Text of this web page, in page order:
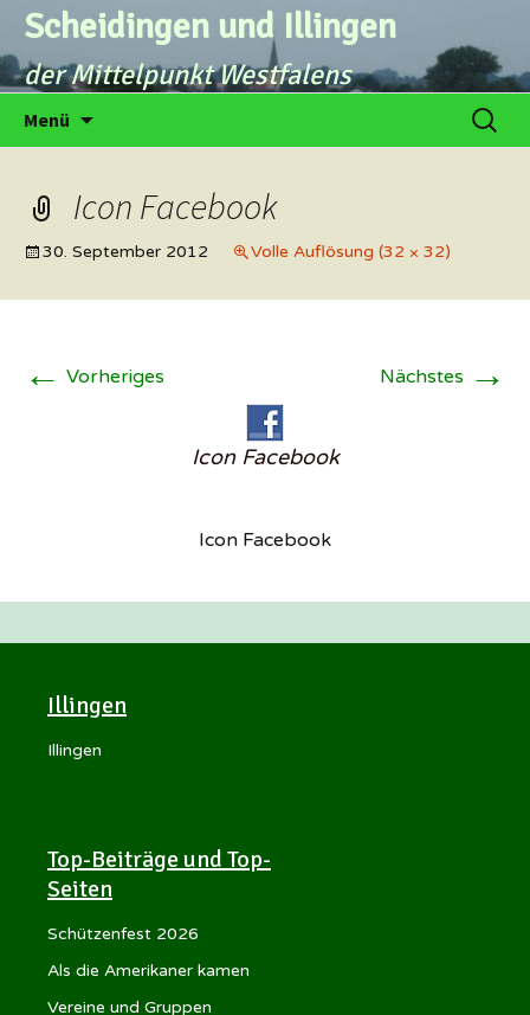
Zum
Inhalt
springen
Scheidingen und Illingen
der Mittelpunkt Westfalens
Menü
Suchen
nach:
Icon Facebook
30. September 2012 Volle Auflösung (32 × 32)
← Vorheriges Nächstes →
Icon Facebook
Icon Facebook
Illingen
Illingen
Top-Beiträge und Top-
Seiten
Schützenfest 2026
Als die Amerikaner kamen
Vereine und Gruppen